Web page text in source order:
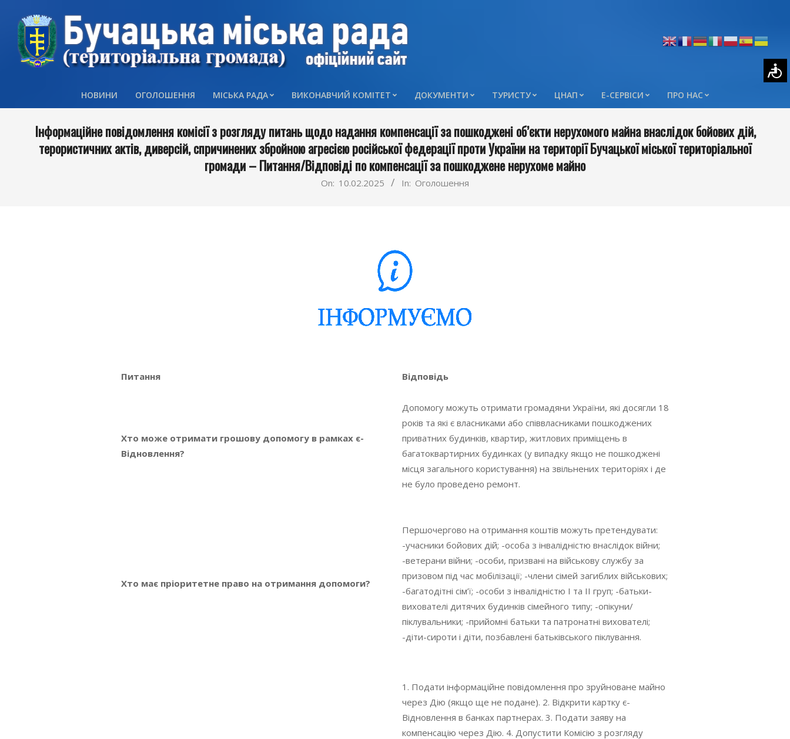
content
Primary
Menu
НОВИНИ ОГОЛОШЕННЯ МІСЬКА РАДА ВИКОНАВЧИЙ КОМІТЕТ ДОКУМЕНТИ ТУРИСТУ ЦНАП Е-СЕРВІСИ ПРО НАС
Інформаційне повідомлення комісії з розгляду питань щодо надання компенсації за пошкоджені об’єкти нерухомого майна внаслідок бойових дій,
терористичних актів, диверсій, спричинених збройною агресією російської федерації проти України на території Бучацької міської територіальної
громади – Питання/Відповіді по компенсації за пошкоджене нерухоме майно
On: 10.02.2025 In: Оголошення
Питання Відповідь
Хто може отримати грошову допомогу в рамках є-
Відновлення?
Допомогу можуть отримати громадяни України, які досягли 18
років та які є власниками або співвласниками пошкоджених
приватних будинків, квартир, житлових приміщень в
багатоквартирних будинках (у випадку якщо не пошкоджені
місця загального користування) на звільнених територіях і де
не було проведено ремонт.
Хто має пріоритетне право на отримання допомоги?
Першочергово на отримання коштів можуть претендувати:
-учасники бойових дій; -особа з інвалідністю внаслідок війни;
-ветерани війни; -особи, призвані на військову службу за
призовом під час мобілізації; -члени сімей загиблих військових;
-багатодітні сім’ї; -особи з інвалідністю I та II груп; -батьки-
вихователі дитячих будинків сімейного типу; -опікуни/
піклувальники; -прийомні батьки та патронатні вихователі;
-діти-сироти і діти, позбавлені батьківського піклування.
1. Подати інформаційне повідомлення про зруйноване майно
через Дію (якщо ще не подане). 2. Відкрити картку є-
Відновлення в банках партнерах. 3. Подати заяву на
компенсацію через Дію. 4. Допустити Комісію з розгляду